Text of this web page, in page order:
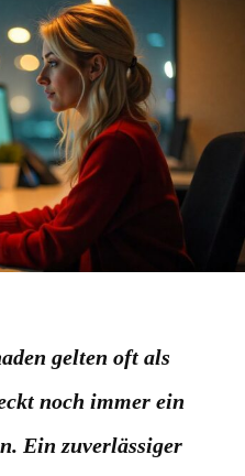
gelten oft als
noch immer ein
Ein zuverlässiger